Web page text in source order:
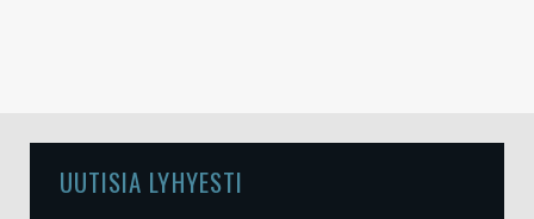
UUTISIA LYHYESTI